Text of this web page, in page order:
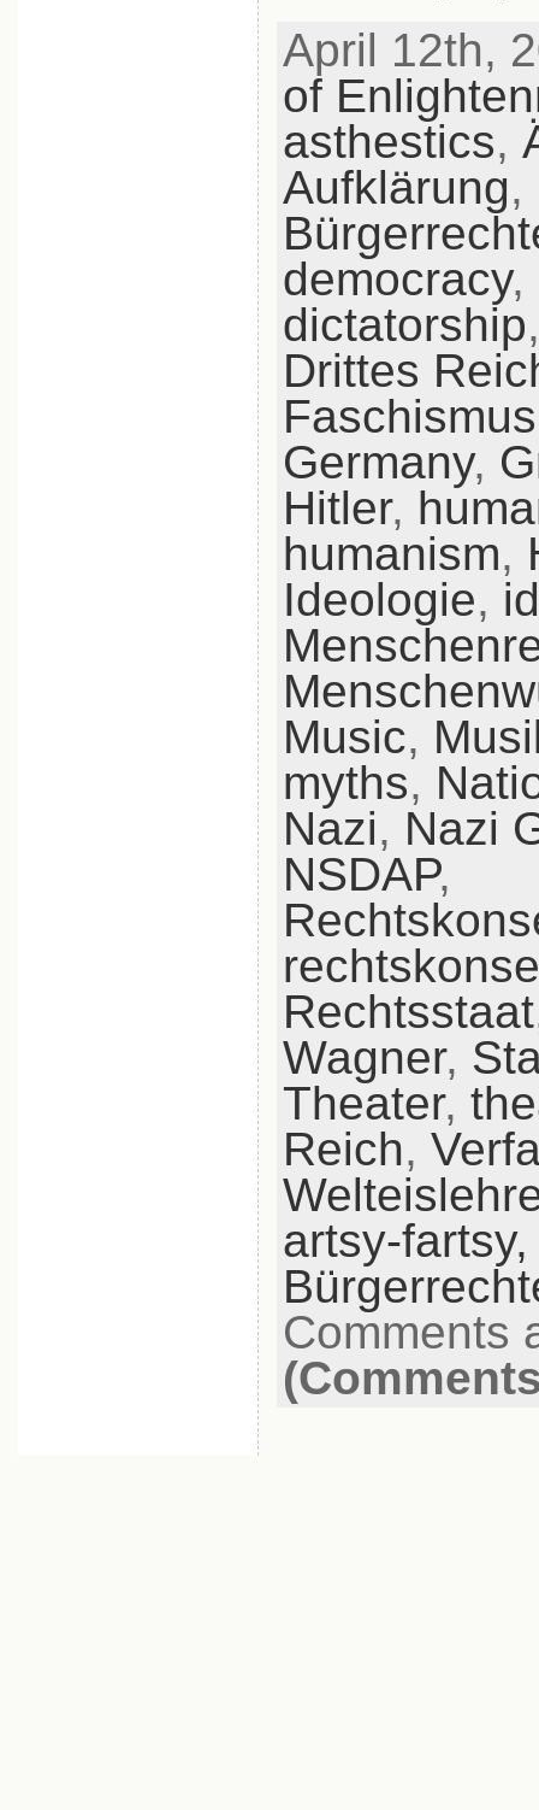
April 12th,
of
asthestics,
Aufklärung,
democracy,
dictatorship
Drittes
Faschismus
Germany,
Hitler,
humanism,
Ideologie,
Music,
myths,
Nazi, Nazi
NSDAP,
Rechtsstaat
Wagner,
Theater,
Reich,
artsy-
Comments